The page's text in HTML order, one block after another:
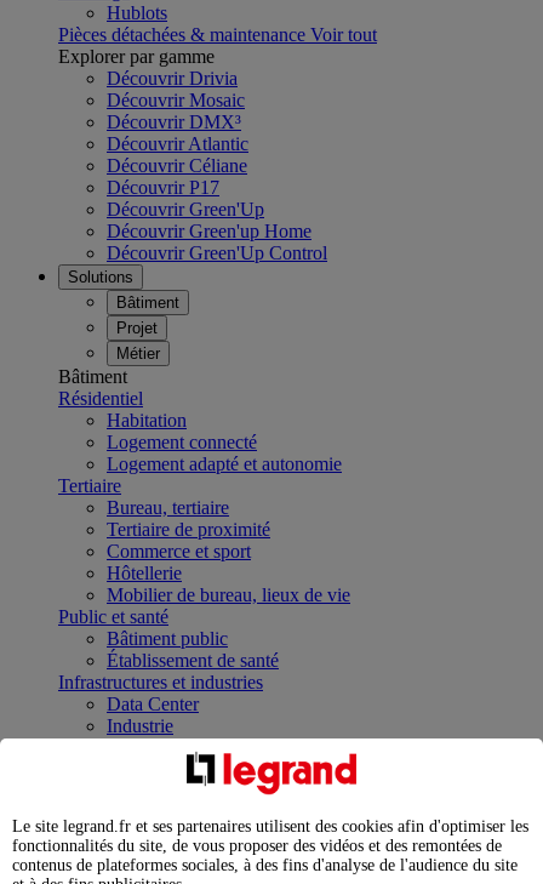
Hublots
Pièces détachées & maintenance Voir tout
Explorer par gamme
Découvrir Drivia
Découvrir Mosaic
Découvrir DMX³
Découvrir Atlantic
Découvrir Céliane
Découvrir P17
Découvrir Green'Up
Découvrir Green'up Home
Découvrir Green'Up Control
Solutions
Bâtiment
Projet
Métier
Bâtiment
Résidentiel
Habitation
Logement connecté
Logement adapté et autonomie
Tertiaire
Bureau, tertiaire
Tertiaire de proximité
Commerce et sport
Hôtellerie
Mobilier de bureau, lieux de vie
Public et santé
Bâtiment public
Établissement de santé
Infrastructures et industries
Data Center
Industrie
Infrastructures
Contrôler et planifier le fonctionnement des appareils
Répartir et optimiser son tableau électrique
Legrand Data Center Solutions : concentrer les
expertises au service de vos performances
Le site legrand.fr et ses partenaires utilisent des cookies afin d'optimiser les
fonctionnalités du site, de vous proposer des vidéos et des remontées de
contenus de plateformes sociales, à des fins d'analyse de l'audience du site